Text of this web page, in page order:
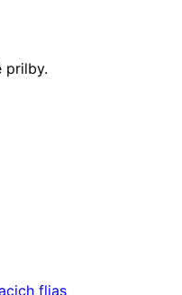
prilby.